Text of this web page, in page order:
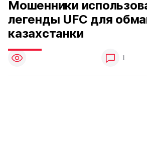
Мошенники
легенды UFC для
казахстанки
1